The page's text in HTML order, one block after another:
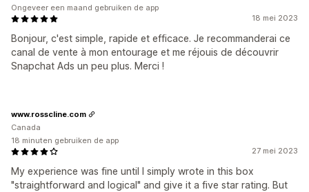
18 mei 2023
Bonjour, c'est simple, rapide et efficace. Je recommanderai ce
canal de vente à mon entourage et me réjouis de découvrir
Snapchat Ads un peu plus. Merci !
Ongeveer een maand gebruiken de app
27 mei 2023
My experience was fine until I simply wrote in this box
"straightforward and logical" and give it a five star rating. But
www.rosscline.com
Canada
18 minuten gebruiken de app